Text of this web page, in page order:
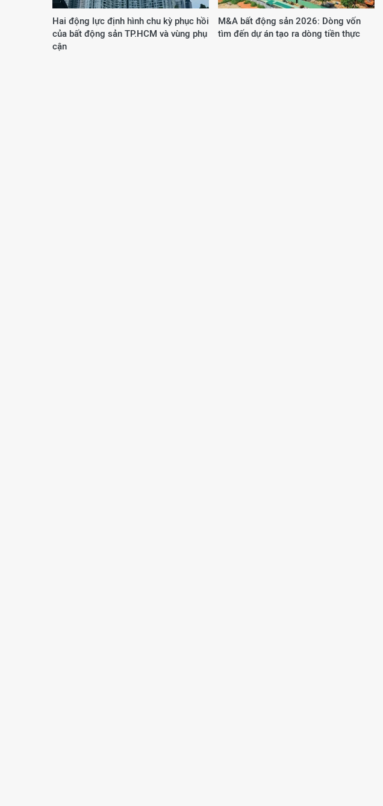
Hai động lực định hình chu kỳ phục hồi
của bất động sản TP.HCM và vùng phụ
cận
M&A bất động sản 2026: Dòng vốn
tìm đến dự án tạo ra dòng tiền thực